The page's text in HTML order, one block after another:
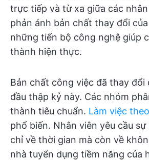
trực tiếp và từ xa giữa các
phản ánh bản chất thay đổi
những tiến bộ công nghệ giúp
thành hiện thực.
Bản chất công việc đã thay đổi
đầu thập kỷ này. Các nhóm
thành tiêu chuẩn. Làm việc
phổ biến. Nhân viên yêu cầu
chỉ về thời gian mà còn về
nhà tuyển dụng tiềm năng của